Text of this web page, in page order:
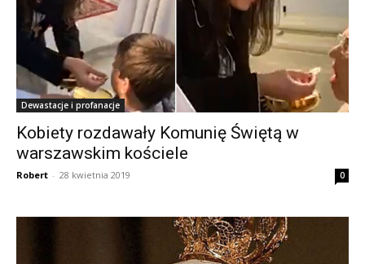
Dewastacje i profanacje
Kobiety rozdawały Komunię Świętą w
warszawskim kościele
Robert - 28 kwietnia 2019 0